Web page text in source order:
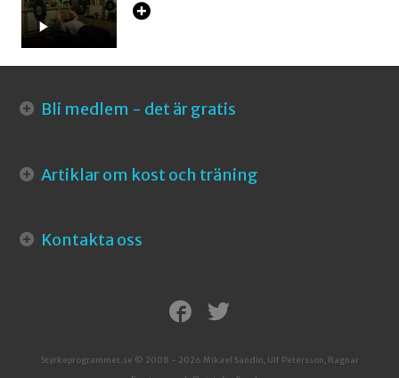
Bli medlem - det är gratis
Artiklar om kost och träning
Kontakta oss
Styrkeprogrammet.se © 2008 - 2026 Mikael Sandin, Ulf Petersson, Ragnar